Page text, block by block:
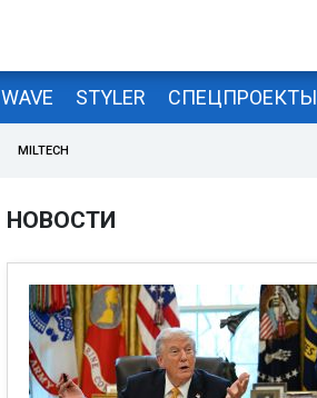
WAVE STYLER СПЕЦПРОЕКТЫ
MILTECH
НОВОСТИ